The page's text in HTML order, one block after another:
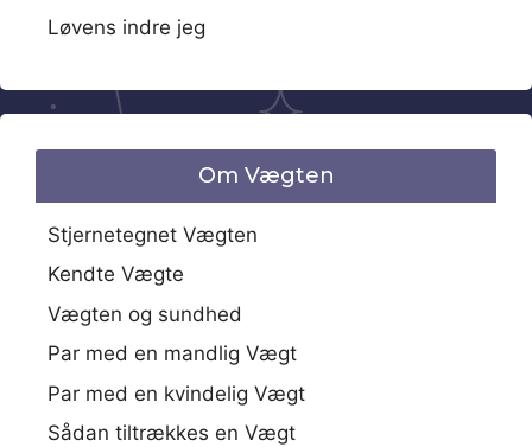
Løvens indre jeg
Om Vægten
Stjernetegnet Vægten
Kendte Vægte
Vægten og sundhed
Par med en mandlig Vægt
Par med en kvindelig Vægt
Sådan tiltrækkes en Vægt